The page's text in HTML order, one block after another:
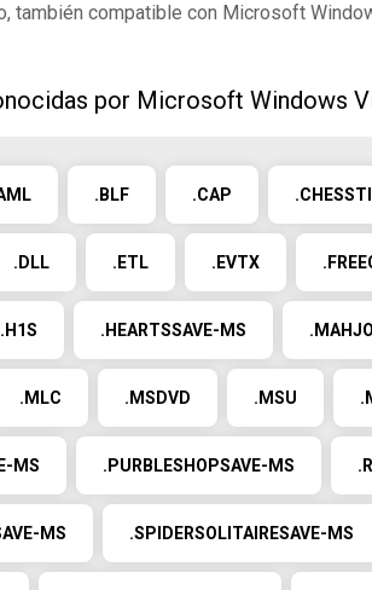
también compatible con Microsoft
por Microsoft Windows
.BLF .CAP
.DLL .ETL .EVTX
.H1S .HEARTSSAVE-MS
.MLC .MSDVD .MSU
MS .PURBLESHOPSAVE-MS
MS .SPIDERSOLITAIRESAVE-MS